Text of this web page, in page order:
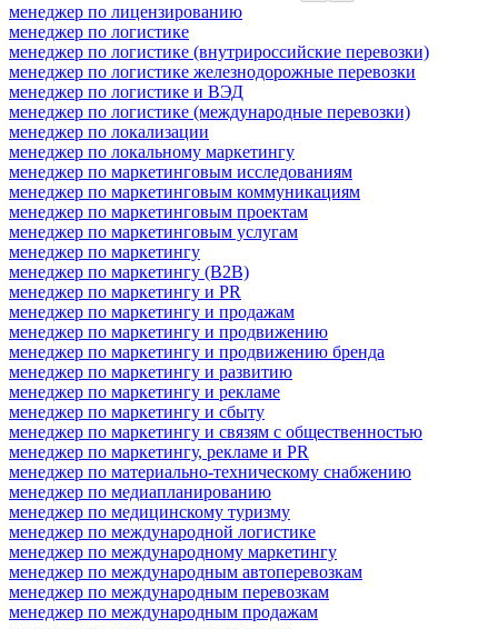
менеджер по лицензированию
менеджер по логистике
менеджер по логистике (внутрироссийские перевозки)
менеджер по логистике железнодорожные перевозки
менеджер по логистике и ВЭД
менеджер по логистике (международные перевозки)
менеджер по локализации
менеджер по локальному маркетингу
менеджер по маркетинговым исследованиям
менеджер по маркетинговым коммуникациям
менеджер по маркетинговым проектам
менеджер по маркетинговым услугам
менеджер по маркетингу
менеджер по маркетингу (B2B)
менеджер по маркетингу и PR
менеджер по маркетингу и продажам
менеджер по маркетингу и продвижению
менеджер по маркетингу и продвижению бренда
менеджер по маркетингу и развитию
менеджер по маркетингу и рекламе
менеджер по маркетингу и сбыту
менеджер по маркетингу и связям с общественностью
менеджер по маркетингу, рекламе и PR
менеджер по материально-техническому снабжению
менеджер по медиапланированию
менеджер по медицинскому туризму
менеджер по международной логистике
менеджер по международному маркетингу
менеджер по международным автоперевозкам
менеджер по международным перевозкам
менеджер по международным продажам